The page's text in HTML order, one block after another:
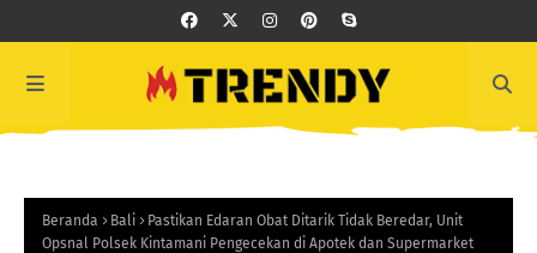
Beranda Bali
Pastikan Edaran Obat Ditarik Tidak Beredar, Unit
Opsnal Polsek Kintamani Pengecekan di Apotek dan Supermarket